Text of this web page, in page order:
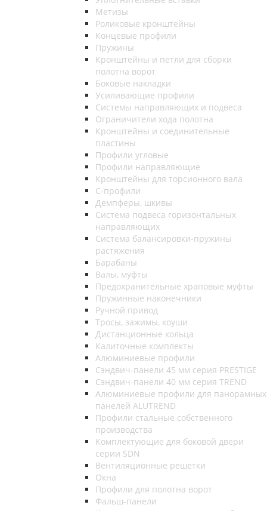
Метизы
Роликовые кронштейны
Концевые профили
Пружины
Кронштейны и петли для сборки
полотна ворот
Боковые накладки
Усиливающие профили
Системы направляющих и подвеса
Ограничители хода полотна
Кронштейны и соединительные
пластины
Профили угловые
Профили направляющие
Кронштейны для торсионного вала
С-профили
Демпферы, шкивы
Система подвеса горизонтальных
направляющих
Система балансировки-пружины
растяжения
Барабаны
Валы, муфты
Предохранительные храповые муфты
Пружинные наконечники
Ручной привод
Тросы, зажимы, коуши
Дистанционные кольца
Калиточные комплекты
Алюминиевые профили
Сэндвич-панели 45 мм серия PRESTIGE
Сэндвич-панели 40 мм серия TREND
Алюминиевые профили для панорамных
панелей ALUTREND
Профили стальные собственного
производства
Комплектующие для боковой двери
серии SDN
Вентиляционные решетки
Окна
Профили для полотна ворот
Фальш-панели